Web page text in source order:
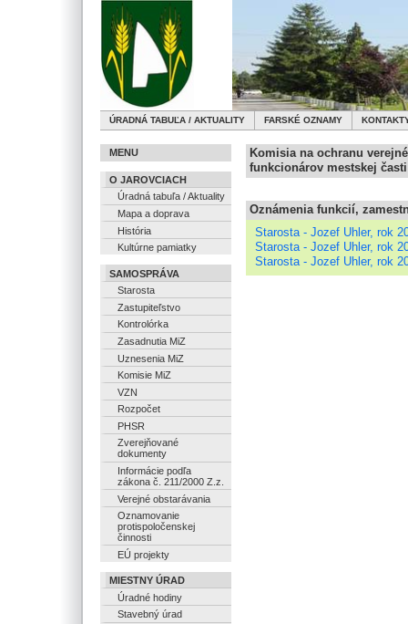
ÚRADNÁ TABUĽA / AKTUALITY FARSKÉ OZNAMY
MENU
O JAROVCIACH
Úradná tabuľa / Aktuality
Mapa a doprava
História
Kultúrne pamiatky
SAMOSPRÁVA
Starosta
Zastupiteľstvo
Kontrolórka
Zasadnutia MiZ
Uznesenia MiZ
Komisie MiZ
VZN
Rozpočet
PHSR
Zverejňované
dokumenty
Informácie podľa
zákona č. 211/2000 Z.z.
Verejné obstarávania
Oznamovanie
protispoločenskej
činnosti
EÚ projekty
MIESTNY ÚRAD
Úradné hodiny
Stavebný úrad
Komisia na ochranu
funkcionárov mestskej časti
Oznámenia funkcií,
Starosta - Jozef Uhler, rok
Starosta - Jozef Uhler, rok
Starosta - Jozef Uhler, rok